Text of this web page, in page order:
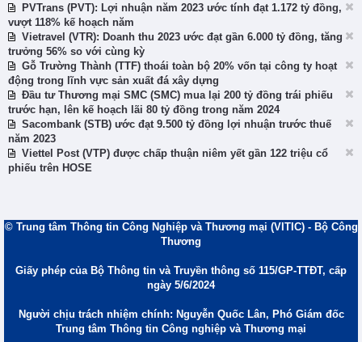
PVTrans (PVT): Lợi nhuận năm 2023 ước tính đạt 1.172 tỷ đồng,
vượt 118% kế hoạch năm
Vietravel (VTR): Doanh thu 2023 ước đạt gần 6.000 tỷ đồng, tăng
trưởng 56% so với cùng kỳ
Gỗ Trường Thành (TTF) thoái toàn bộ 20% vốn tại công ty hoạt
động trong lĩnh vực sản xuất đá xây dựng
Đầu tư Thương mại SMC (SMC) mua lại 200 tỷ đồng trái phiếu
trước hạn, lên kế hoạch lãi 80 tỷ đồng trong năm 2024
Sacombank (STB) ước đạt 9.500 tỷ đồng lợi nhuận trước thuế
năm 2023
Viettel Post (VTP) được chấp thuận niêm yết gần 122 triệu cổ
phiếu trên HOSE
© Trung tâm Thông tin Công Nghiệp và Thương mại (VITIC) - Bộ Công
Thương
Giấy phép của Bộ Thông tin và Truyền thông số 115/GP-TTĐT, cấp
ngày 5/6/2024
Người chịu trách nhiệm chính: Nguyễn Quốc Lân, Phó Giám đốc
Trung tâm Thông tin Công nghiệp và Thương mại